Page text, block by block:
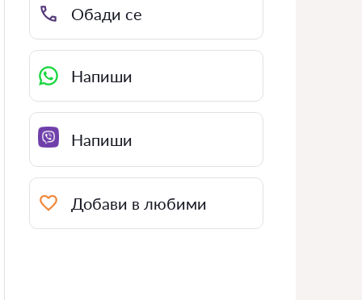
Обади се
Напиши
Напиши
Добави в любими